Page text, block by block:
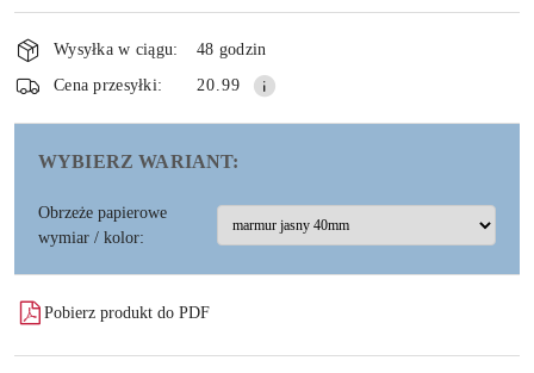
Wyślij
Dostępność
i
dostawa
Wysyłka w ciągu:
48 godzin
Cena przesyłki:
20.99
WYBIERZ WARIANT:
Obrzeże papierowe
wymiar / kolor:
Pobierz produkt do PDF